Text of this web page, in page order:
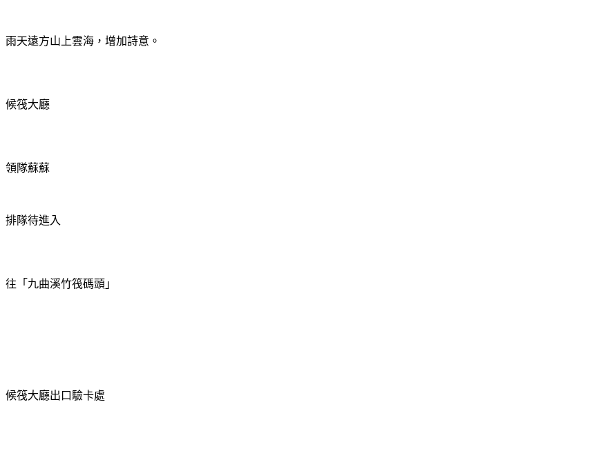
雨天遠方山上雲海，增加詩意。
候筏大廳
領隊蘇蘇
排隊待進入
往 「九曲溪竹筏碼頭」
候筏大廳出口驗卡處